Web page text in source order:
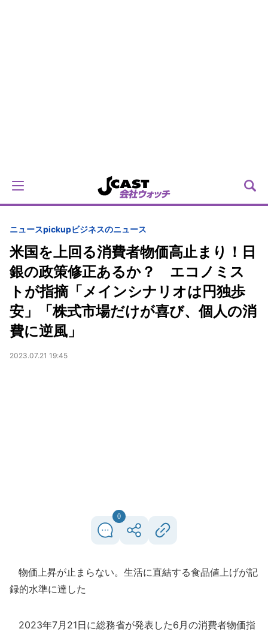
ニュースpickupビジネスのニュース
米国を上回る消費者物価高止まり！日
銀の政策修正あるか？ エコノミス
トが指摘「メインシナリオは円独歩
安」「株式市場だけが喜び、個人の消
費に逆風」
2023.07.21 19:45
0
物価上昇が止まらない。生活に直結する食品値上げが記
録的水準に達した
2023年7月21日に総務省が発表した6月の消費者物価指